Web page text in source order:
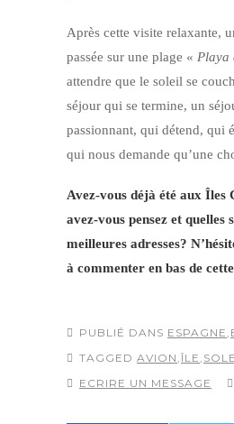
Après cette visite relaxante,
passée sur une plage « Playa
attendre que le soleil se
séjour qui se termine, un
passionnant, qui détend, qui
qui nous demande qu’une
Avez-vous déjà été aux Îles
avez-vous pensez et quelles
meilleures adresses?
à commenter en bas de
PUBLIÉ DANS ESPAGNE
TAGGED AVION ÎLE
ECRIRE UN MESSAGE